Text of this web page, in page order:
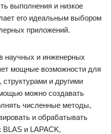
выполнения и низкое
его идеальным выбором
приложений.
научных и инженерных
мощные возможности для
и другими
можно создавать
численные методы,
и обрабатывать
BLAS и LAPACK,